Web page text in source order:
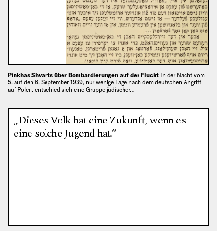
Pinkhas Shvarts über Bombardierungen auf der Flucht In der Nacht vom
5. auf den 6. September 1939, nur wenige Tage nach dem deutschen Angriff
auf Polen, entschied sich eine Gruppe jüdischer…
„Dieses Volk hat eine Zukunft, wenn es
eine solche Jugend hat.“